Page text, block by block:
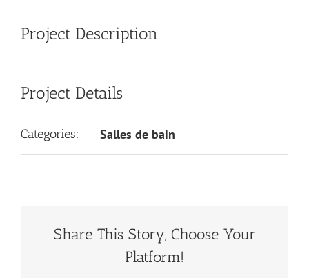
Project Description
Project Details
Categories: Salles de bain
Share This Story, Choose Your
Platform!